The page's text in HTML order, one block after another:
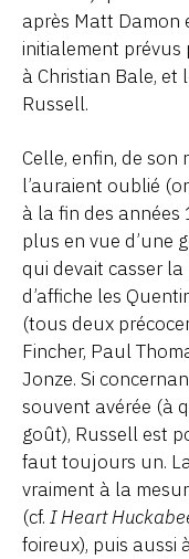
après Matt Damon
initialement
à Christian Bale, et
Russell.
Celle, enfin, de
l’auraient oublié
à la fin des années
plus en vue d’une
qui devait casser
d’affiche les
(tous deux
Fincher, Paul
Jonze. Si
souvent avérée (à
goût), Russell est
faut toujours un.
vraiment à la
(cf. I Heart
foireux), puis aussi